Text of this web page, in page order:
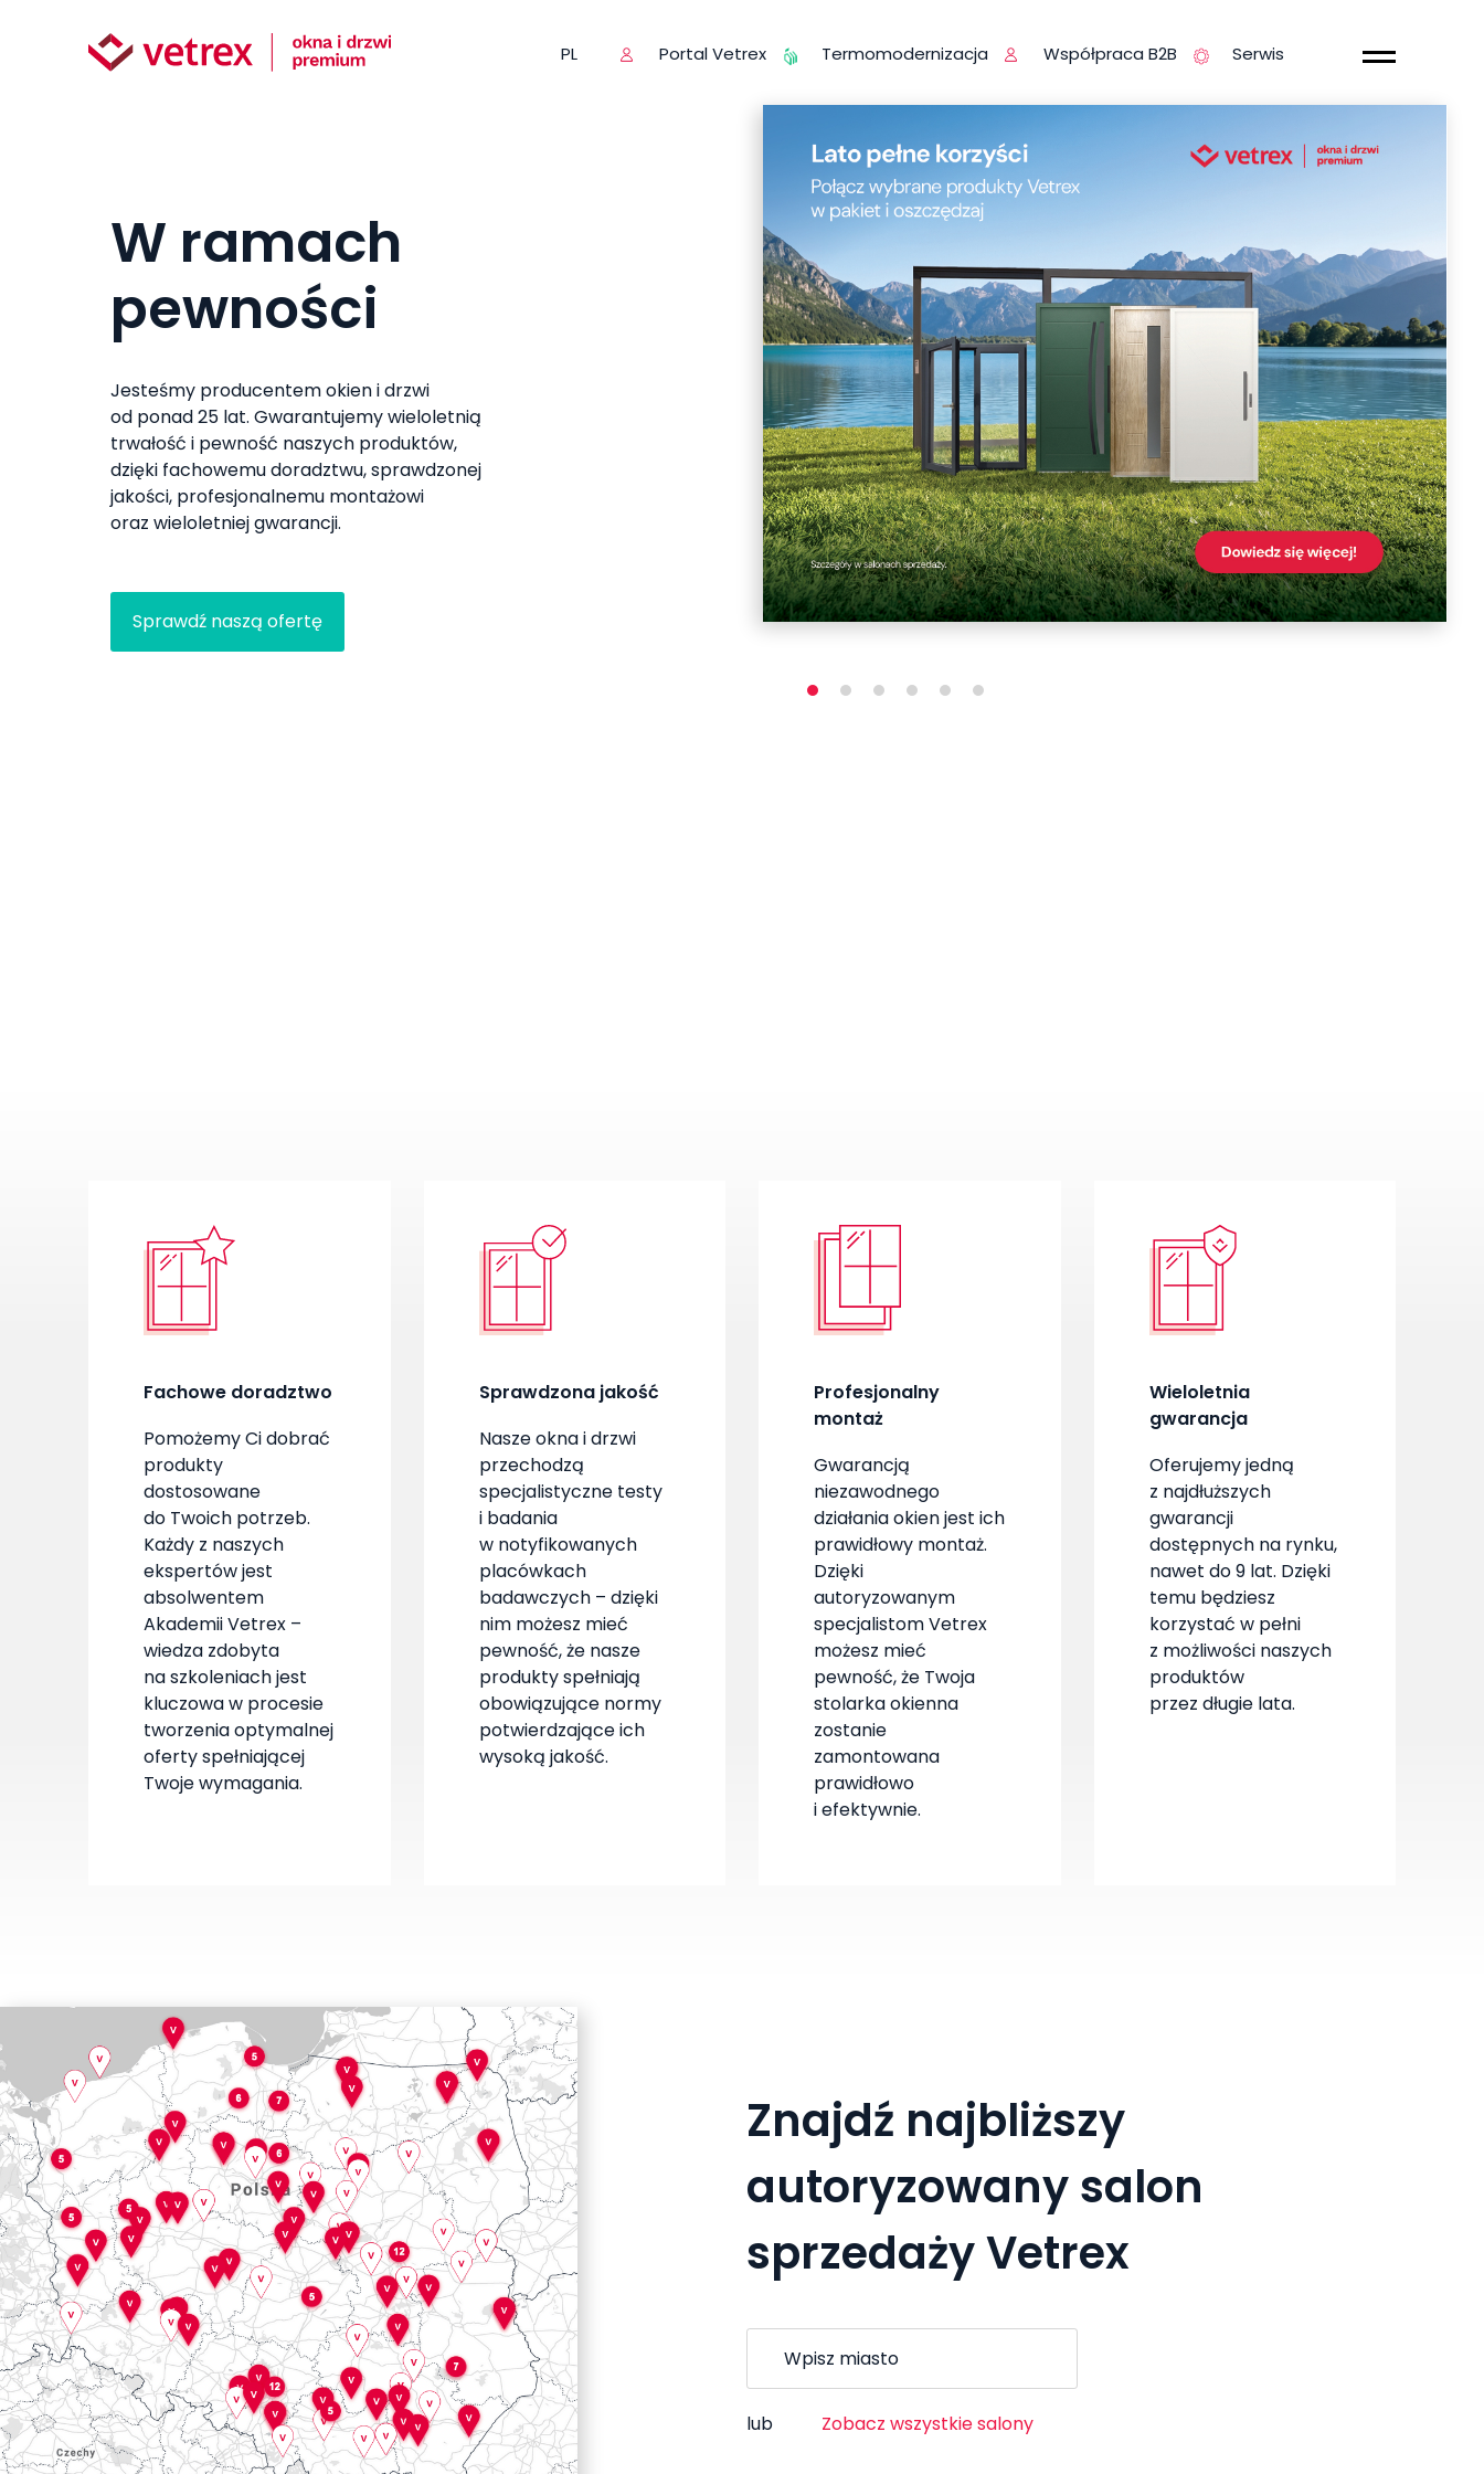
PL Portal Vetrex Termomodernizacja Współpraca B2B Serwis
W ramach
pewności
Jesteśmy producentem okien i drzwi
od ponad 25 lat. Gwarantujemy wieloletnią
trwałość i pewność naszych produktów,
dzięki fachowemu doradztwu, sprawdzonej
jakości, profesjonalnemu montażowi
oraz wieloletniej gwarancji.
Sprawdź naszą ofertę
Fachowe doradztwo
Pomożemy Ci dobrać
produkty
dostosowane
do Twoich potrzeb.
Każdy z naszych
ekspertów jest
absolwentem
Akademii Vetrex –
wiedza zdobyta
na szkoleniach jest
kluczowa w procesie
tworzenia optymalnej
oferty spełniającej
Twoje wymagania.
Sprawdzona jakość
Nasze okna i drzwi
przechodzą
specjalistyczne testy
i badania
w notyfikowanych
placówkach
badawczych – dzięki
nim możesz mieć
pewność, że nasze
produkty spełniają
obowiązujące normy
potwierdzające ich
wysoką jakość.
Profesjonalny
montaż
Gwarancją
niezawodnego
działania okien jest ich
prawidłowy montaż.
Dzięki
autoryzowanym
specjalistom Vetrex
możesz mieć
pewność, że Twoja
stolarka okienna
zostanie
zamontowana
prawidłowo
i efektywnie.
Wieloletnia
gwarancja
Oferujemy jedną
z najdłuższych
gwarancji
dostępnych na rynku,
nawet do 9 lat. Dzięki
temu będziesz
korzystać w pełni
z możliwości naszych
produktów
przez długie lata.
Znajdź najbliższy
autoryzowany salon
sprzedaży Vetrex
lub Zobacz wszystkie salony